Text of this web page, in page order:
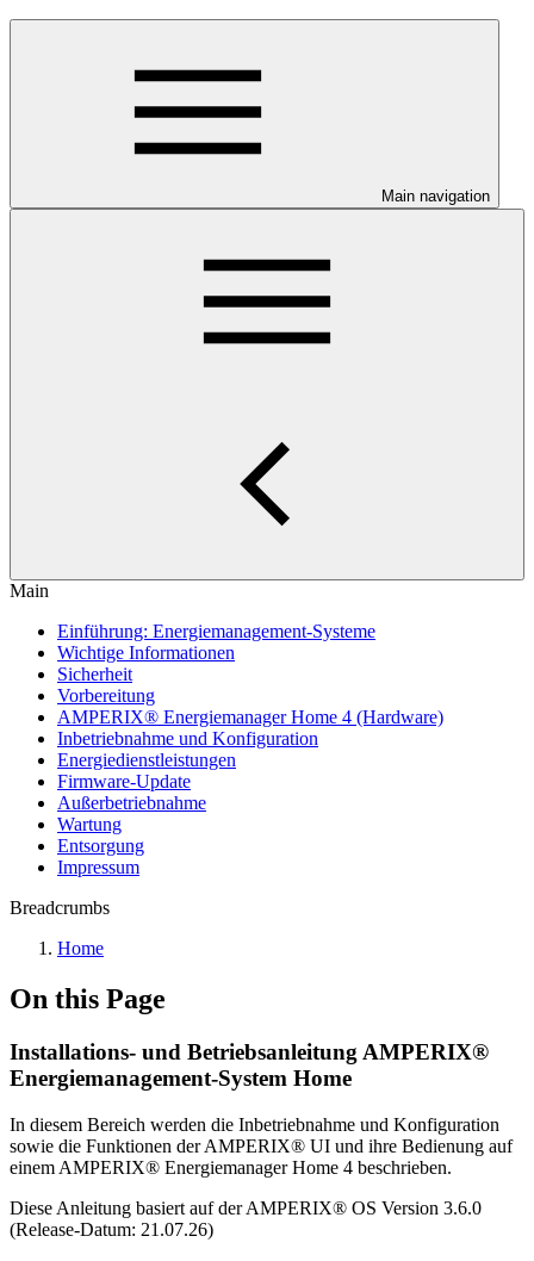
Main navigation
Main
Einführung: Energiemanagement-Systeme
Wichtige Informationen
Sicherheit
Vorbereitung
AMPERIX® Energiemanager Home 4 (Hardware)
Inbetriebnahme und Konfiguration
Energiedienstleistungen
Firmware-Update
Außerbetriebnahme
Wartung
Entsorgung
Impressum
Breadcrumbs
Home
On this Page
Installations- und Betriebsanleitung AMPERIX®
Energiemanagement-System Home
In diesem Bereich werden die Inbetriebnahme und Konfiguration
sowie die Funktionen der AMPERIX® UI und ihre Bedienung auf
einem AMPERIX® Energiemanager Home 4 beschrieben.
Diese Anleitung basiert auf der AMPERIX® OS Version 3.6.0
(Release-Datum: 21.07.26)